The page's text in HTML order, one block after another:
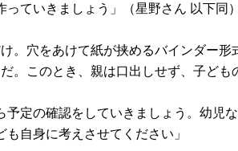
ていきましょう」（星野さん 以下同）
。穴をあけて紙が挟めるバインダー
。このとき、親は口出しせず、子ども
予定の確認をしていきましょう。幼
自身に考えさせてください」